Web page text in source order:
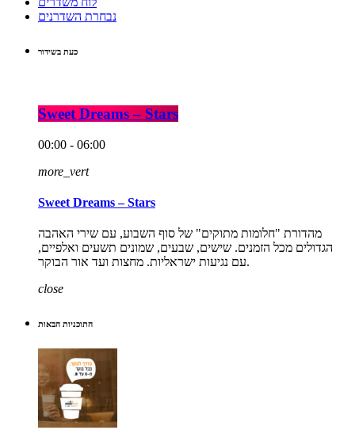
נבחרת השדרנים
כעת בשידור
Sweet Dreams – Stars
00:00 - 06:00
more_vert
Sweet Dreams – Stars
מהדורת "חלומות מתוקים" של סוף השבוע, עם שירי האהבה
הגדולים מכל הזמנים. שישים, שבעים, שמונים תשעים ואלפיים,
עם נגיעות ישראליות. מחצות ועד אור הבוקר.
close
התוכניות הבאות